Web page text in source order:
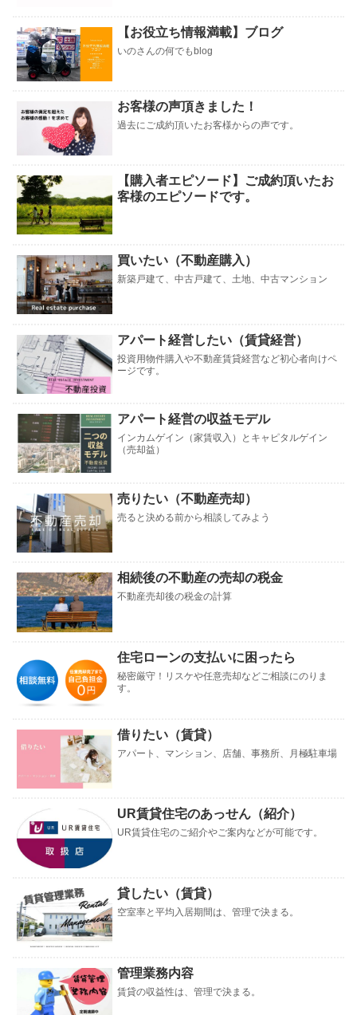
【お役立ち情報満載】ブログ
いのさんの何でもblog
お客様の声頂きました！
過去にご成約頂いたお客様からの声です。
【購入者エピソード】ご成約頂いたお
客様のエピソードです。
買いたい（不動産購入）
新築戸建て、中古戸建て、土地、中古マンション
アパート経営したい（賃貸経営）
投資用物件購入や不動産賃貸経営など初心者向けペ
ージです。
アパート経営の収益モデル
インカムゲイン（家賃収入）とキャピタルゲイン
（売却益）
売りたい（不動産売却）
売ると決める前から相談してみよう
相続後の不動産の売却の税金
不動産売却後の税金の計算
住宅ローンの支払いに困ったら
秘密厳守！リスケや任意売却などご相談にのりま
す。
借りたい（賃貸）
アパート、マンション、店舗、事務所、月極駐車場
UR賃貸住宅のあっせん（紹介）
UR賃貸住宅のご紹介やご案内などが可能です。
貸したい（賃貸）
空室率と平均入居期間は、管理で決まる。
管理業務内容
賃貸の収益性は、管理で決まる。